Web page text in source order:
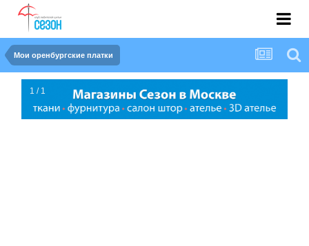
Мои оренбургские платки
1 / 1